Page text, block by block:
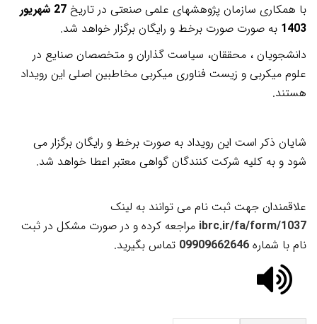
با همکاری سازمان پژوهشهای علمی صنعتی در تاریخ
27 شهریور
1403 به صورت صورت برخط و رایگان برگزار خواهد شد.
دانشجویان ، محققان، سیاست گذاران و متخصصان صنایع در
علوم میکربی و زیست فناوری میکربی مخاطبین اصلی این رویداد
هستند.
شایان ذکر است این رویداد به صورت برخط و رایگان برگزار می
شود و به کلیه شرکت کنندگان گواهی معتبر اعطا خواهد شد.
علاقمندان جهت ثبت نام می توانند به لینک
ibrc.ir/fa/form/1037 مراجعه کرده و در صورت مشکل در ثبت
نام با شماره 09909662646 تماس بگیرید.